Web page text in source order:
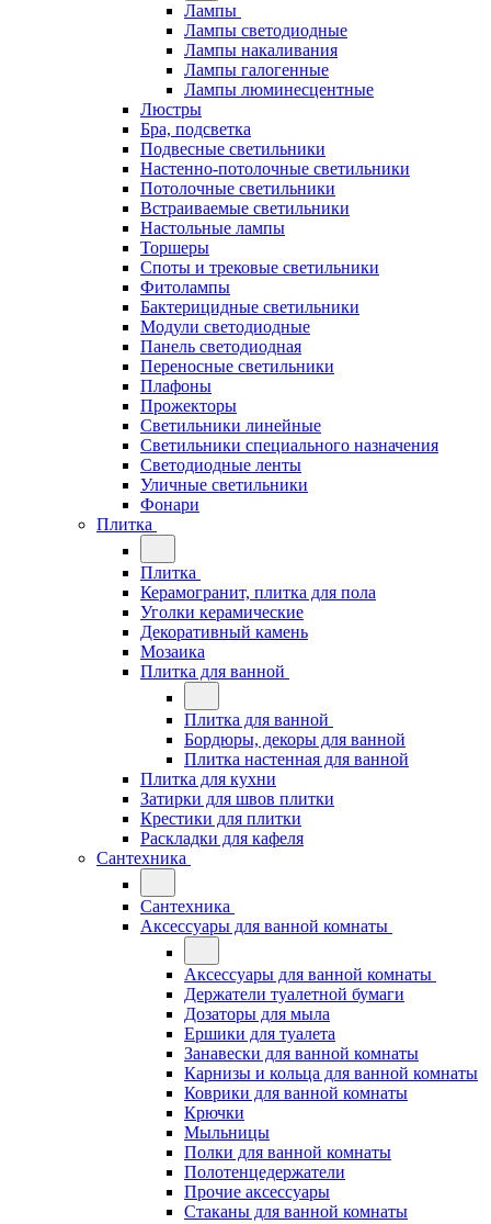
Лампы
Лампы светодиодные
Лампы накаливания
Лампы галогенные
Лампы люминесцентные
Люстры
Бра, подсветка
Подвесные светильники
Настенно-потолочные светильники
Потолочные светильники
Встраиваемые светильники
Настольные лампы
Торшеры
Споты и трековые светильники
Фитолампы
Бактерицидные светильники
Модули светодиодные
Панель светодиодная
Переносные светильники
Плафоны
Прожекторы
Светильники линейные
Светильники специального назначения
Светодиодные ленты
Уличные светильники
Фонари
Плитка
Плитка
Керамогранит, плитка для пола
Уголки керамические
Декоративный камень
Мозаика
Плитка для ванной
Плитка для ванной
Бордюры, декоры для ванной
Плитка настенная для ванной
Плитка для кухни
Затирки для швов плитки
Крестики для плитки
Раскладки для кафеля
Сантехника
Сантехника
Аксессуары для ванной комнаты
Аксессуары для ванной комнаты
Держатели туалетной бумаги
Дозаторы для мыла
Ершики для туалета
Занавески для ванной комнаты
Карнизы и кольца для ванной комнаты
Коврики для ванной комнаты
Крючки
Мыльницы
Полки для ванной комнаты
Полотенцедержатели
Прочие аксессуары
Стаканы для ванной комнаты